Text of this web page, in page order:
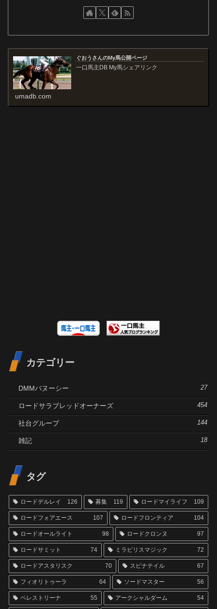
ぐおうさんのMy馬公開ページ
一口馬主DB My馬シェアリンク
umadb.com
カテゴリー
DMMバヌーシー 27
ロードサラブレッドオーナーズ 454
社台グループ 144
雑記 18
タグ
ロードデルレイ 126 募集 119 ロードマイライフ 109
ロードフォアエース 107 ロードフロンティア 104
ロードオールライト 98 ロードクロンヌ 97
ロードサミット 74 ミラビリスマジック 72
ロードアスタリスク 70 スピナテイル 67
フィオリトゥーラ 64 ソードマスター 56
ペレストリーナ 55 アークシャルダーム 54